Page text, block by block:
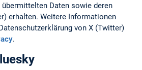
Daten sowie deren
erhalten. Weitere Informationen
von X (Twitter)
.